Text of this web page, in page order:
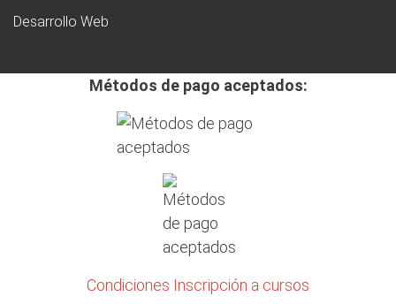
Desarrollo Web
Métodos de pago aceptados:
Condiciones Inscripción a cursos